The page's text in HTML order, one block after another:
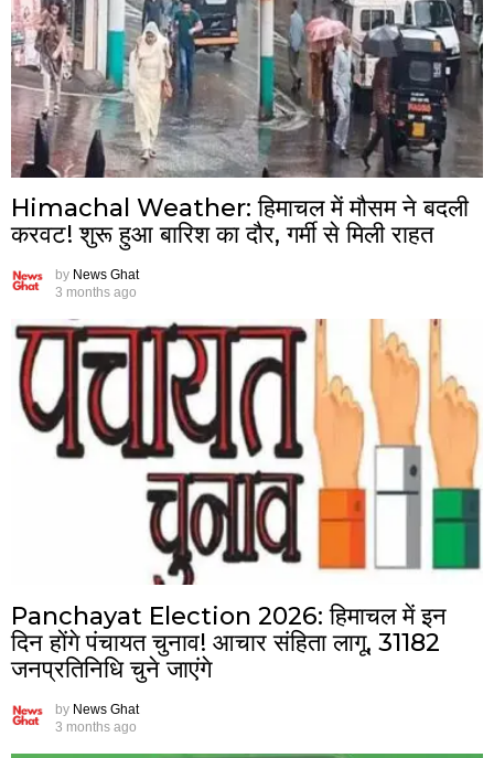
Himachal Weather: हिमाचल में मौसम ने बदली
करवट! शुरू हुआ बारिश का दौर, गर्मी से मिली राहत
by News Ghat
3 months ago
Panchayat Election 2026: हिमाचल में इन
दिन होंगे पंचायत चुनाव! आचार संहिता लागू, 31182
जनप्रतिनिधि चुने जाएंगे
by News Ghat
3 months ago